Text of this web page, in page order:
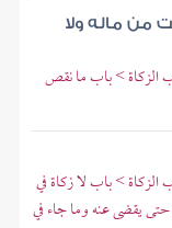
من ماله ولا
الزكاة > باب ما نقص
الزكاة > باب لا زكاة في
يقضى عنه وما جاء في